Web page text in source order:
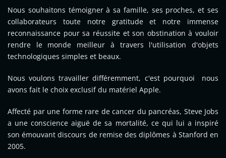
Nous souhaitons témoigner à sa famille, ses proches, et ses
collaborateurs toute notre gratitude et notre immense
reconnaissance pour sa réussite et son obstination à vouloir
rendre le monde meilleur à travers l'utilisation d'objets
technologiques simples et beaux.
Nous voulons travailler différemment, c'est pourquoi nous
avons fait le choix exclusif du matériel Apple.
Affecté par une forme rare de cancer du pancréas, Steve Jobs
a une conscience aiguë de sa mortalité, ce qui lui a inspiré
son émouvant discours de remise des diplômes à Stanford en
2005.